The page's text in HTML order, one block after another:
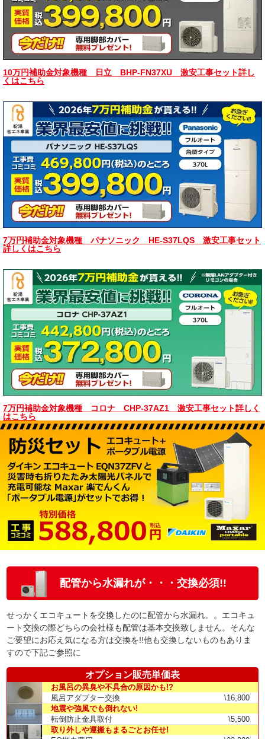
10万円補助金対象機種 日立 BHP-FN37XU 激安工事セット詳し
くはこちら
7万円補助金対象機種 パナソニック HE-S37LQS 激安工事セット
詳しくはこちら
7万円補助金対象機種 コロナ CHP-37AZ1 激安工事セット詳しく
はこちら
配管から水漏れが・・・交換必須!!
せっかくエコキュートを交換したのに配管から水漏れ。。エコキュ
ート交換の際どちらの会社様も配管は基本交換致しません。そんな
ご要望にお応え気になる方は交換を!!他も交換しないものもありま
すので下記ご参照に
オプション販売単価表
お風呂の異臭や不具合の原因かも!?
風呂アダプター交換
\16,800
地震や強風でも倒れない!
転倒防止金具取付
\5,500
取り外しや運搬もまるごとお任せ!